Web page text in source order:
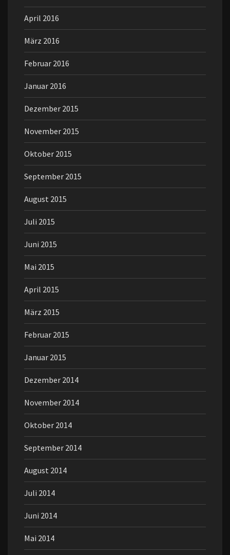
April 2016
März 2016
Februar 2016
Januar 2016
Dezember 2015
November 2015
Oktober 2015
September 2015
August 2015
Juli 2015
Juni 2015
Mai 2015
April 2015
März 2015
Februar 2015
Januar 2015
Dezember 2014
November 2014
Oktober 2014
September 2014
August 2014
Juli 2014
Juni 2014
Mai 2014